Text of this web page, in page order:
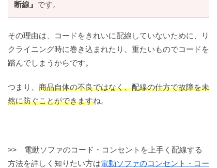
断線』 です。
その理由は、コードをきれいに配線していないために、リ
クライニング時に巻き込まれたり、重たいものでコードを
踏んでしまうからです。
つまり、 商品自体の不良ではなく、配線の仕方で故障を未
然に防ぐことができますね。
>> 電動ソファのコード・コンセントを上手く配線する
方法を詳しく知りたい方は電動ソファのコンセント・コー